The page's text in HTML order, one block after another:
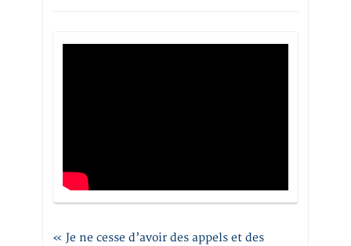
« Je ne cesse d’avoir des appels et des